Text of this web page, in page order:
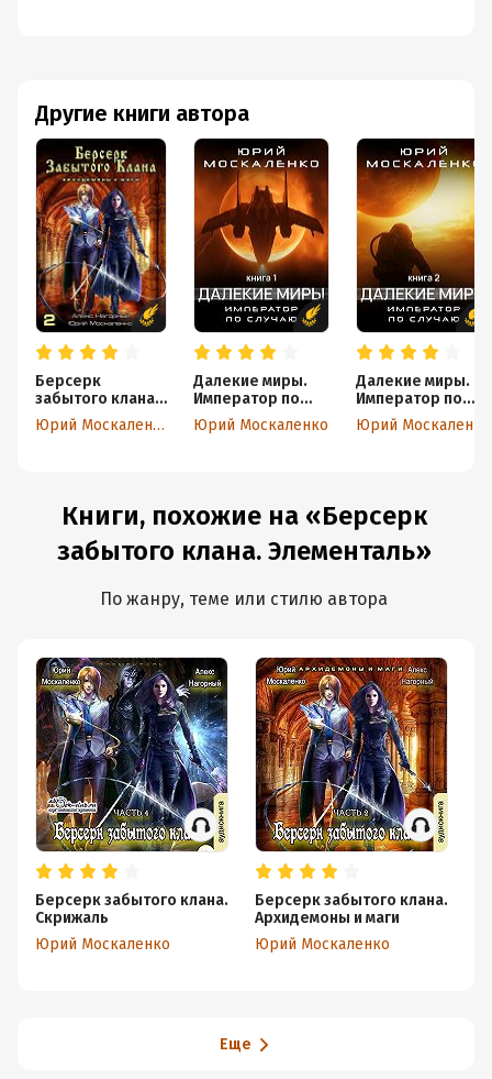
Другие книги автора
Берсерк
забытого клана.
Архидемоны и
маги
Юрий Москаленко
Далекие миры.
Император по
случаю. Книга
первая
Юрий Москаленко
Далекие миры.
Император по
случаю. Книга
вторая
Юрий Москаленко
Книги, похожие на «Берсерк
забытого клана. Элементаль»
По жанру, теме или стилю автора
Берсерк забытого клана.
Скрижаль
Юрий Москаленко
Берсерк забытого клана.
Архидемоны и маги
Юрий Москаленко
Еще